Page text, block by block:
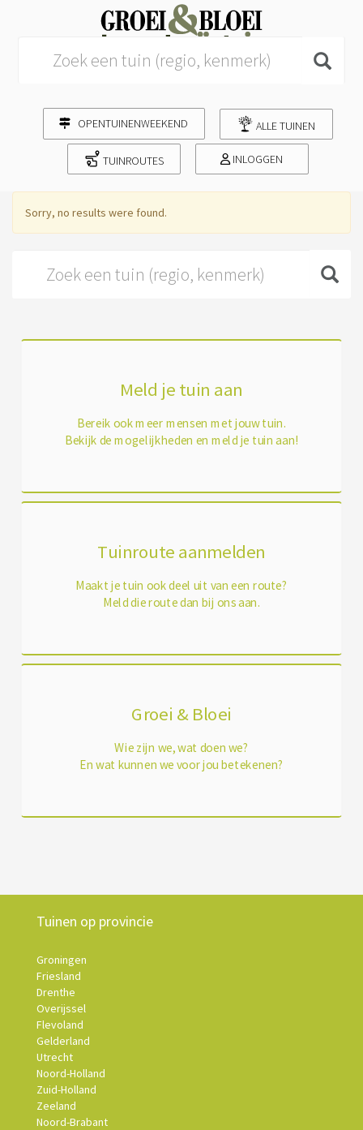
OPENTUINENWEEKEND ALLE TUINEN
TUINROUTES INLOGGEN
Sorry, no results were found.
Meld je tuin aan
Bereik ook meer mensen met jouw tuin.
Bekijk de mogelijkheden en meld je tuin aan!
Tuinroute aanmelden
Maakt je tuin ook deel uit van een route?
Meld die route dan bij ons aan.
Groei & Bloei
Wie zijn we, wat doen we?
En wat kunnen we voor jou betekenen?
Tuinen op provincie
Groningen
Friesland
Drenthe
Overijssel
Flevoland
Gelderland
Utrecht
Noord-Holland
Zuid-Holland
Zeeland
Noord-Brabant